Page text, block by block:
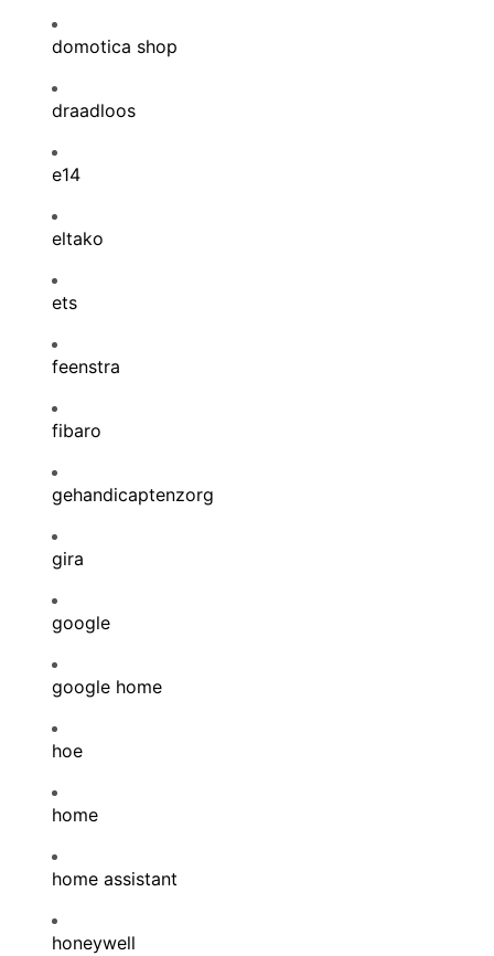
domotica shop
draadloos
e14
eltako
ets
feenstra
fibaro
gehandicaptenzorg
gira
google
google home
hoe
home
home assistant
honeywell